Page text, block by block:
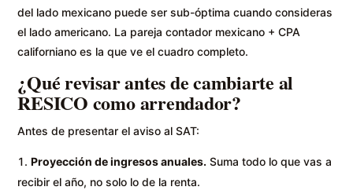
del lado mexicano puede ser sub-óptima cuando consideras
el lado americano. La pareja contador mexicano + CPA
californiano es la que ve el cuadro completo.
¿Qué revisar antes de cambiarte al
RESICO como arrendador?
Antes de presentar el aviso al SAT:
Proyección de ingresos anuales. Suma todo lo que vas a
recibir el año, no solo lo de la renta.